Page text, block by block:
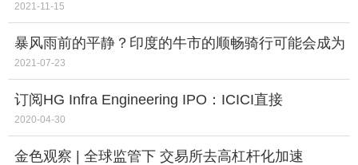
2021-11-15
暴风雨前的平静？印度的牛市的顺畅骑行可能会成为
ProfitsFalter的结束
2021-07-23
订阅HG Infra Engineering IPO：ICICI直接
2020-04-30
金色观察 | 全球监管下 交易所去高杠杆化加速